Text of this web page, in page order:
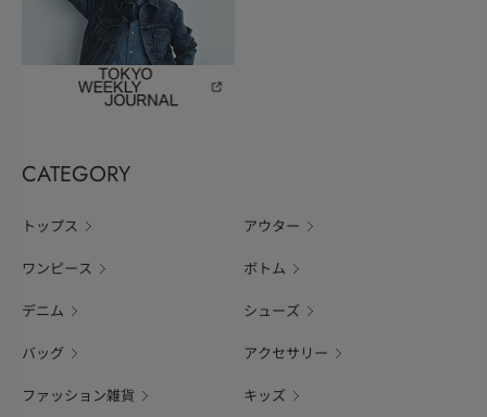
CATEGORY
トップス アウター
ワンピース ボトム
デニム シューズ
バッグ アクセサリー
ファッション雑貨 キッズ